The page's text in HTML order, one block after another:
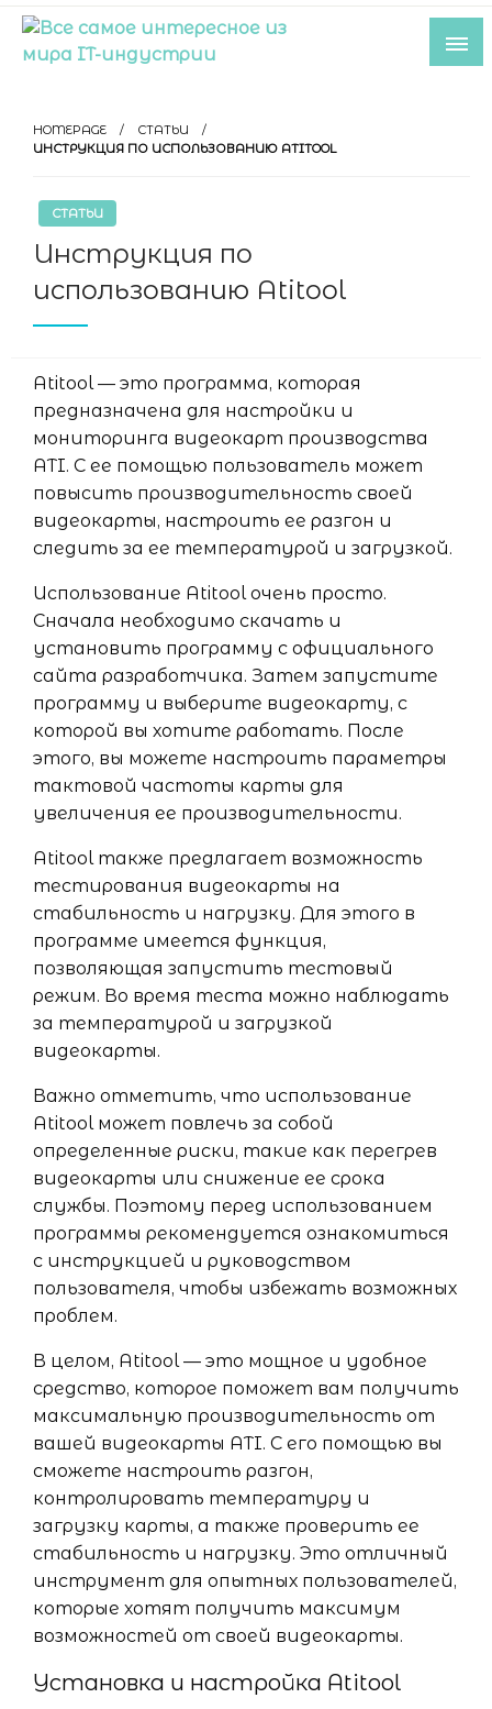
Skip
content
индустрии
HOMEPAGE
СТАТЬИ
ИНСТРУКЦИЯ ПО ИСПОЛЬЗОВАНИЮ ATITOOL
СТАТЬИ
Инструкция по
использованию Atitool
Atitool — это программа, которая
предназначена для настройки и
мониторинга видеокарт производства
ATI. С ее помощью пользователь может
повысить производительность своей
видеокарты, настроить ее разгон и
следить за ее температурой и загрузкой.
Использование Atitool очень просто.
Сначала необходимо скачать и
установить программу с официального
сайта разработчика. Затем запустите
программу и выберите видеокарту, с
которой вы хотите работать. После
этого, вы можете настроить параметры
тактовой частоты карты для
увеличения ее производительности.
Atitool также предлагает возможность
тестирования видеокарты на
стабильность и нагрузку. Для этого в
программе имеется функция,
позволяющая запустить тестовый
режим. Во время теста можно наблюдать
за температурой и загрузкой
видеокарты.
Важно отметить, что использование
Atitool может повлечь за собой
определенные риски, такие как перегрев
видеокарты или снижение ее срока
службы. Поэтому перед использованием
программы рекомендуется ознакомиться
с инструкцией и руководством
пользователя, чтобы избежать возможных
проблем.
В целом, Atitool — это мощное и удобное
средство, которое поможет вам получить
максимальную производительность от
вашей видеокарты ATI. С его помощью вы
сможете настроить разгон,
контролировать температуру и
загрузку карты, а также проверить ее
стабильность и нагрузку. Это отличный
инструмент для опытных пользователей,
которые хотят получить максимум
возможностей от своей видеокарты.
Установка и настройка Atitool